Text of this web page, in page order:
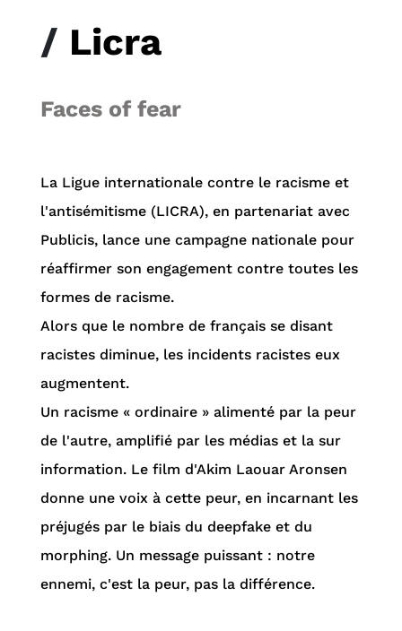
/ Licra
Faces of fear
La Ligue internationale contre le racisme et
l'antisémitisme (LICRA), en partenariat avec
Publicis, lance une campagne nationale pour
réaffirmer son engagement contre toutes les
formes de racisme.
Alors que le nombre de français se disant
racistes diminue, les incidents racistes eux
augmentent.
Un racisme « ordinaire » alimenté par la peur
de l'autre, amplifié par les médias et la sur
information. Le film d'Akim Laouar Aronsen
donne une voix à cette peur, en incarnant les
préjugés par le biais du deepfake et du
morphing. Un message puissant : notre
ennemi, c'est la peur, pas la différence.